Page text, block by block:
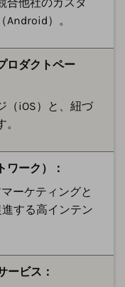
）。
ロダクトペー
（iOS）と、紐づ
ワーク）：
ーケティングと
する高インテン
ービス：